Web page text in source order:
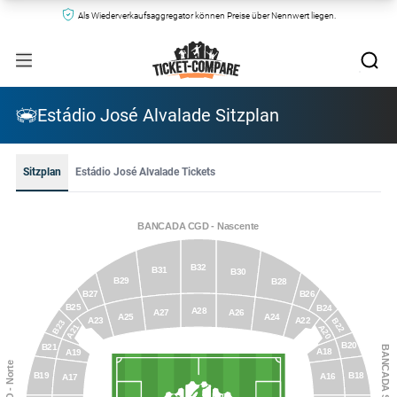
Als Wiederverkaufsaggregator können Preise über Nennwert liegen.
Estádio José Alvalade Sitzplan
Sitzplan Estádio José Alvalade Tickets
A16
A17
A18
A19
A20
A21
A22
A23 A24
A25 A26
A27 A28
B18
B19
B20
B21
B22
B23
B24
B25
B26
B27
B28
B29
B30
B31 B32
BANCADA CGD - Nascente